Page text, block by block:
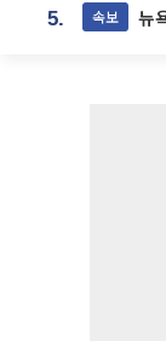
5. 속보 뉴